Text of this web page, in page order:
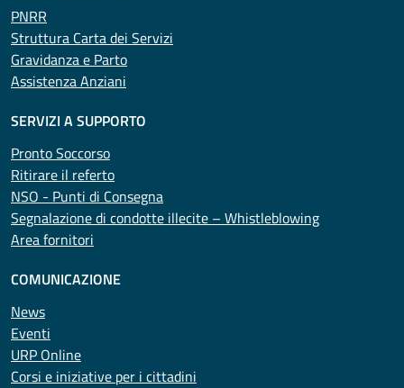
PNRR
Struttura Carta dei Servizi
Gravidanza e Parto
Assistenza Anziani
SERVIZI A SUPPORTO
Pronto Soccorso
Ritirare il referto
NSO - Punti di Consegna
Segnalazione di condotte illecite – Whistleblowing
Area fornitori
COMUNICAZIONE
News
Eventi
URP Online
Corsi e iniziative per i cittadini